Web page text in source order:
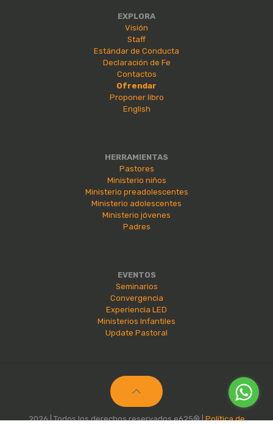
EXPLORA
Visión
Staff
Estándar de Conducta
Declaración de Fe
Contactos
Ofrendar
Proponer libro
English
HERRAMIENTAS
Pastores
Ministerio niños
Ministerio preadolescentes
Ministerio adolescentes
Ministerio jóvenes
Padres
EVENTOS
Seminarios
Convergencia
Experiencia LED
Ministerios Infantiles
Update Pastoral
2026 | Todos los derechos reservados e625® |Política de